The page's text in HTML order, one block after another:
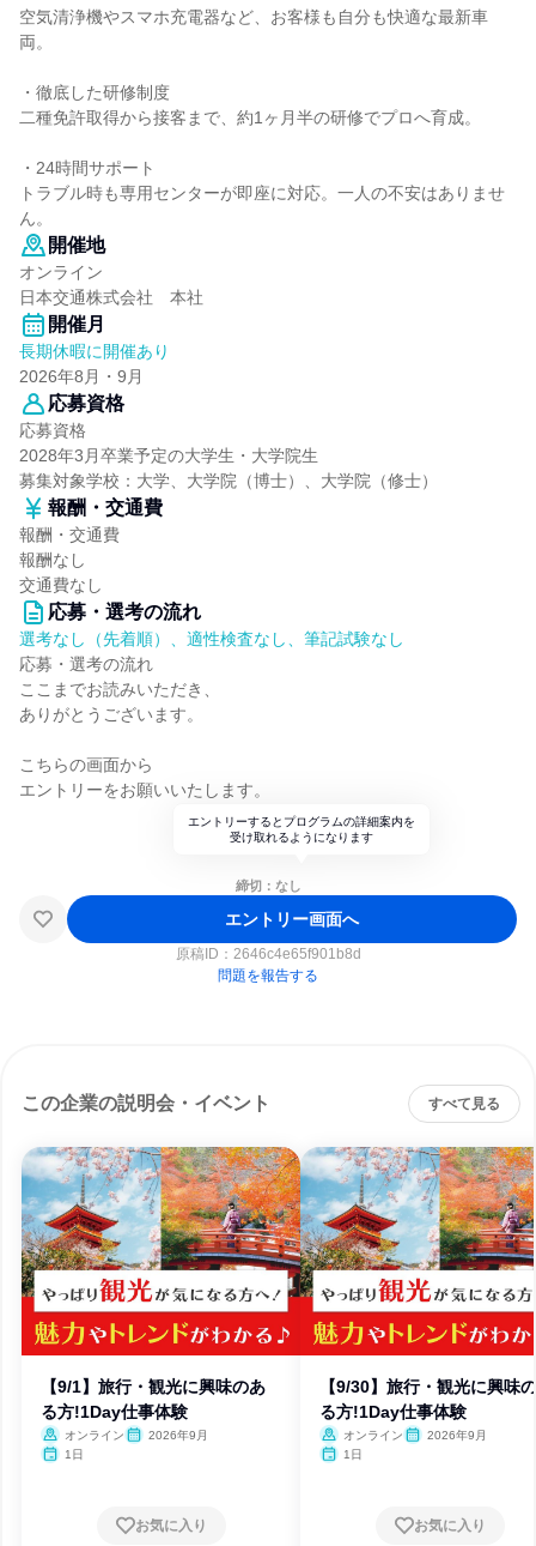
空気清浄機やスマホ充電器など、お客様も自分も快適な最新車
両。
・徹底した研修制度
二種免許取得から接客まで、約1ヶ月半の研修でプロへ育成。
・24時間サポート
トラブル時も専用センターが即座に対応。一人の不安はありませ
ん。
開催地
オンライン
日本交通株式会社 本社
開催月
長期休暇に開催あり
2026年8月・9月
応募資格
応募資格
2028年3月卒業予定の大学生・大学院生
募集対象学校：大学、大学院（博士）、大学院（修士）
報酬・交通費
報酬・交通費
報酬なし
交通費なし
応募・選考の流れ
選考なし（先着順）、適性検査なし、筆記試験なし
応募・選考の流れ
ここまでお読みいただき、
ありがとうございます。
こちらの画面から
エントリーをお願いいたします。
エントリーするとプログラムの詳細案内を
受け取れるようになります
締切：なし
エントリー画面へ
原稿ID： 2646c4e65f901b8d
問題を報告する
この企業の説明会・イベント すべて見る
【9/1】旅行・観光に興味のあ
る方!1Day仕事体験
オンライン
2026年9月
1日
お気に入り
【9/30】旅行・観光に興味
る方!1Day仕事体験
オンライン
2026年9月
1日
お気に入り